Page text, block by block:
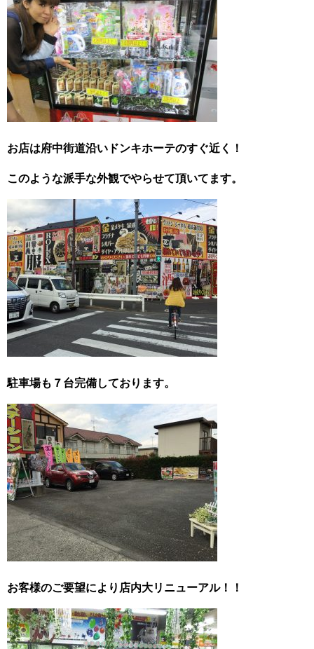
お店は府中街道沿いドンキホーテのすぐ近く！
このような派手な外観でやらせて頂いてます。
駐車場も７台完備しております。
お客様のご要望により店内大リニューアル！！